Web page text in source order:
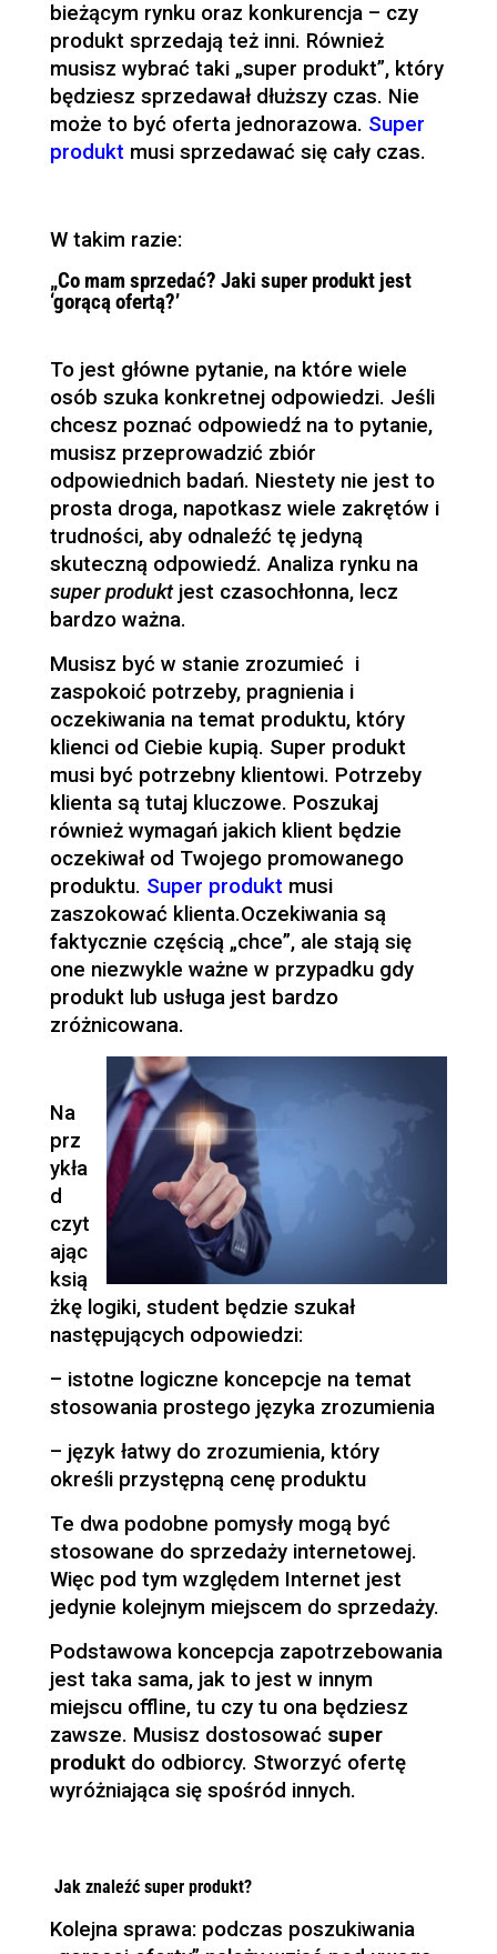
bieżącym rynku oraz konkurencja – czy
produkt sprzedają też inni. Również
musisz wybrać taki „super produkt”, który
będziesz sprzedawał dłuższy czas. Nie
może to być oferta jednorazowa. Super
produkt musi sprzedawać się cały czas.
W takim razie:
„Co mam sprzedać? Jaki super produkt jest
‘gorącą ofertą?’
To jest główne pytanie, na które wiele
osób szuka konkretnej odpowiedzi. Jeśli
chcesz poznać odpowiedź na to pytanie,
musisz przeprowadzić zbiór
odpowiednich badań. Niestety nie jest to
prosta droga, napotkasz wiele zakrętów i
trudności, aby odnaleźć tę jedyną
skuteczną odpowiedź. Analiza rynku na
super produktjest czasochłonna, lecz
bardzo ważna.
Musisz być w stanie zrozumieć i
zaspokoić potrzeby, pragnienia i
oczekiwania na temat produktu, który
klienci od Ciebie kupią. Super produkt
musi być potrzebny klientowi. Potrzeby
klienta są tutaj kluczowe. Poszukaj
również wymagań jakich klient będzie
oczekiwał od Twojego promowanego
produktu. Super produkt musi
zaszokować klienta.Oczekiwania są
faktycznie częścią „chce”, ale stają się
one niezwykle ważne w przypadku gdy
produkt lub usługa jest bardzo
zróżnicowana.
Na
prz
ykła
d
czyt
ając
ksią
żkę logiki, student będzie szukał
następujących odpowiedzi:
– istotne logiczne koncepcje na temat
stosowania prostego języka zrozumienia
– język łatwy do zrozumienia, który
określi przystępną cenę produktu
Te dwa podobne pomysły mogą być
stosowane do sprzedaży internetowej.
Więc pod tym względem Internet jest
jedynie kolejnym miejscem do sprzedaży.
Podstawowa koncepcja zapotrzebowania
jest taka sama, jak to jest w innym
miejscu offline, tu czy tu ona będziesz
zawsze. Musisz dostosować super
produktdo odbiorcy. Stworzyć ofertę
wyróżniająca się spośród innych.
Jak znaleźć super produkt?
Kolejna sprawa: podczas poszukiwania